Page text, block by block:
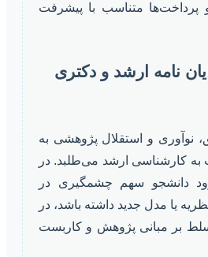
پرداخت‌ها متناسب با پیشرفت
نامه ارشد و دکتری
نوآوری و استقلال پژوهشی به
کارشناسی ارشد می‌طلبد. در
دانشجو سهم چشمگیری در
یا مدل جدید داشته باشد، در
بر مبانی پژوهش و کاربست